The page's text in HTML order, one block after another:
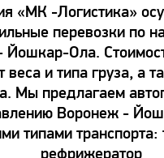
«МК -Логистика»
перевозки по
Ола.
веса и типа груза, а
Мы предлагаем
Воронеж -
типами транспорта:
рефрижератор